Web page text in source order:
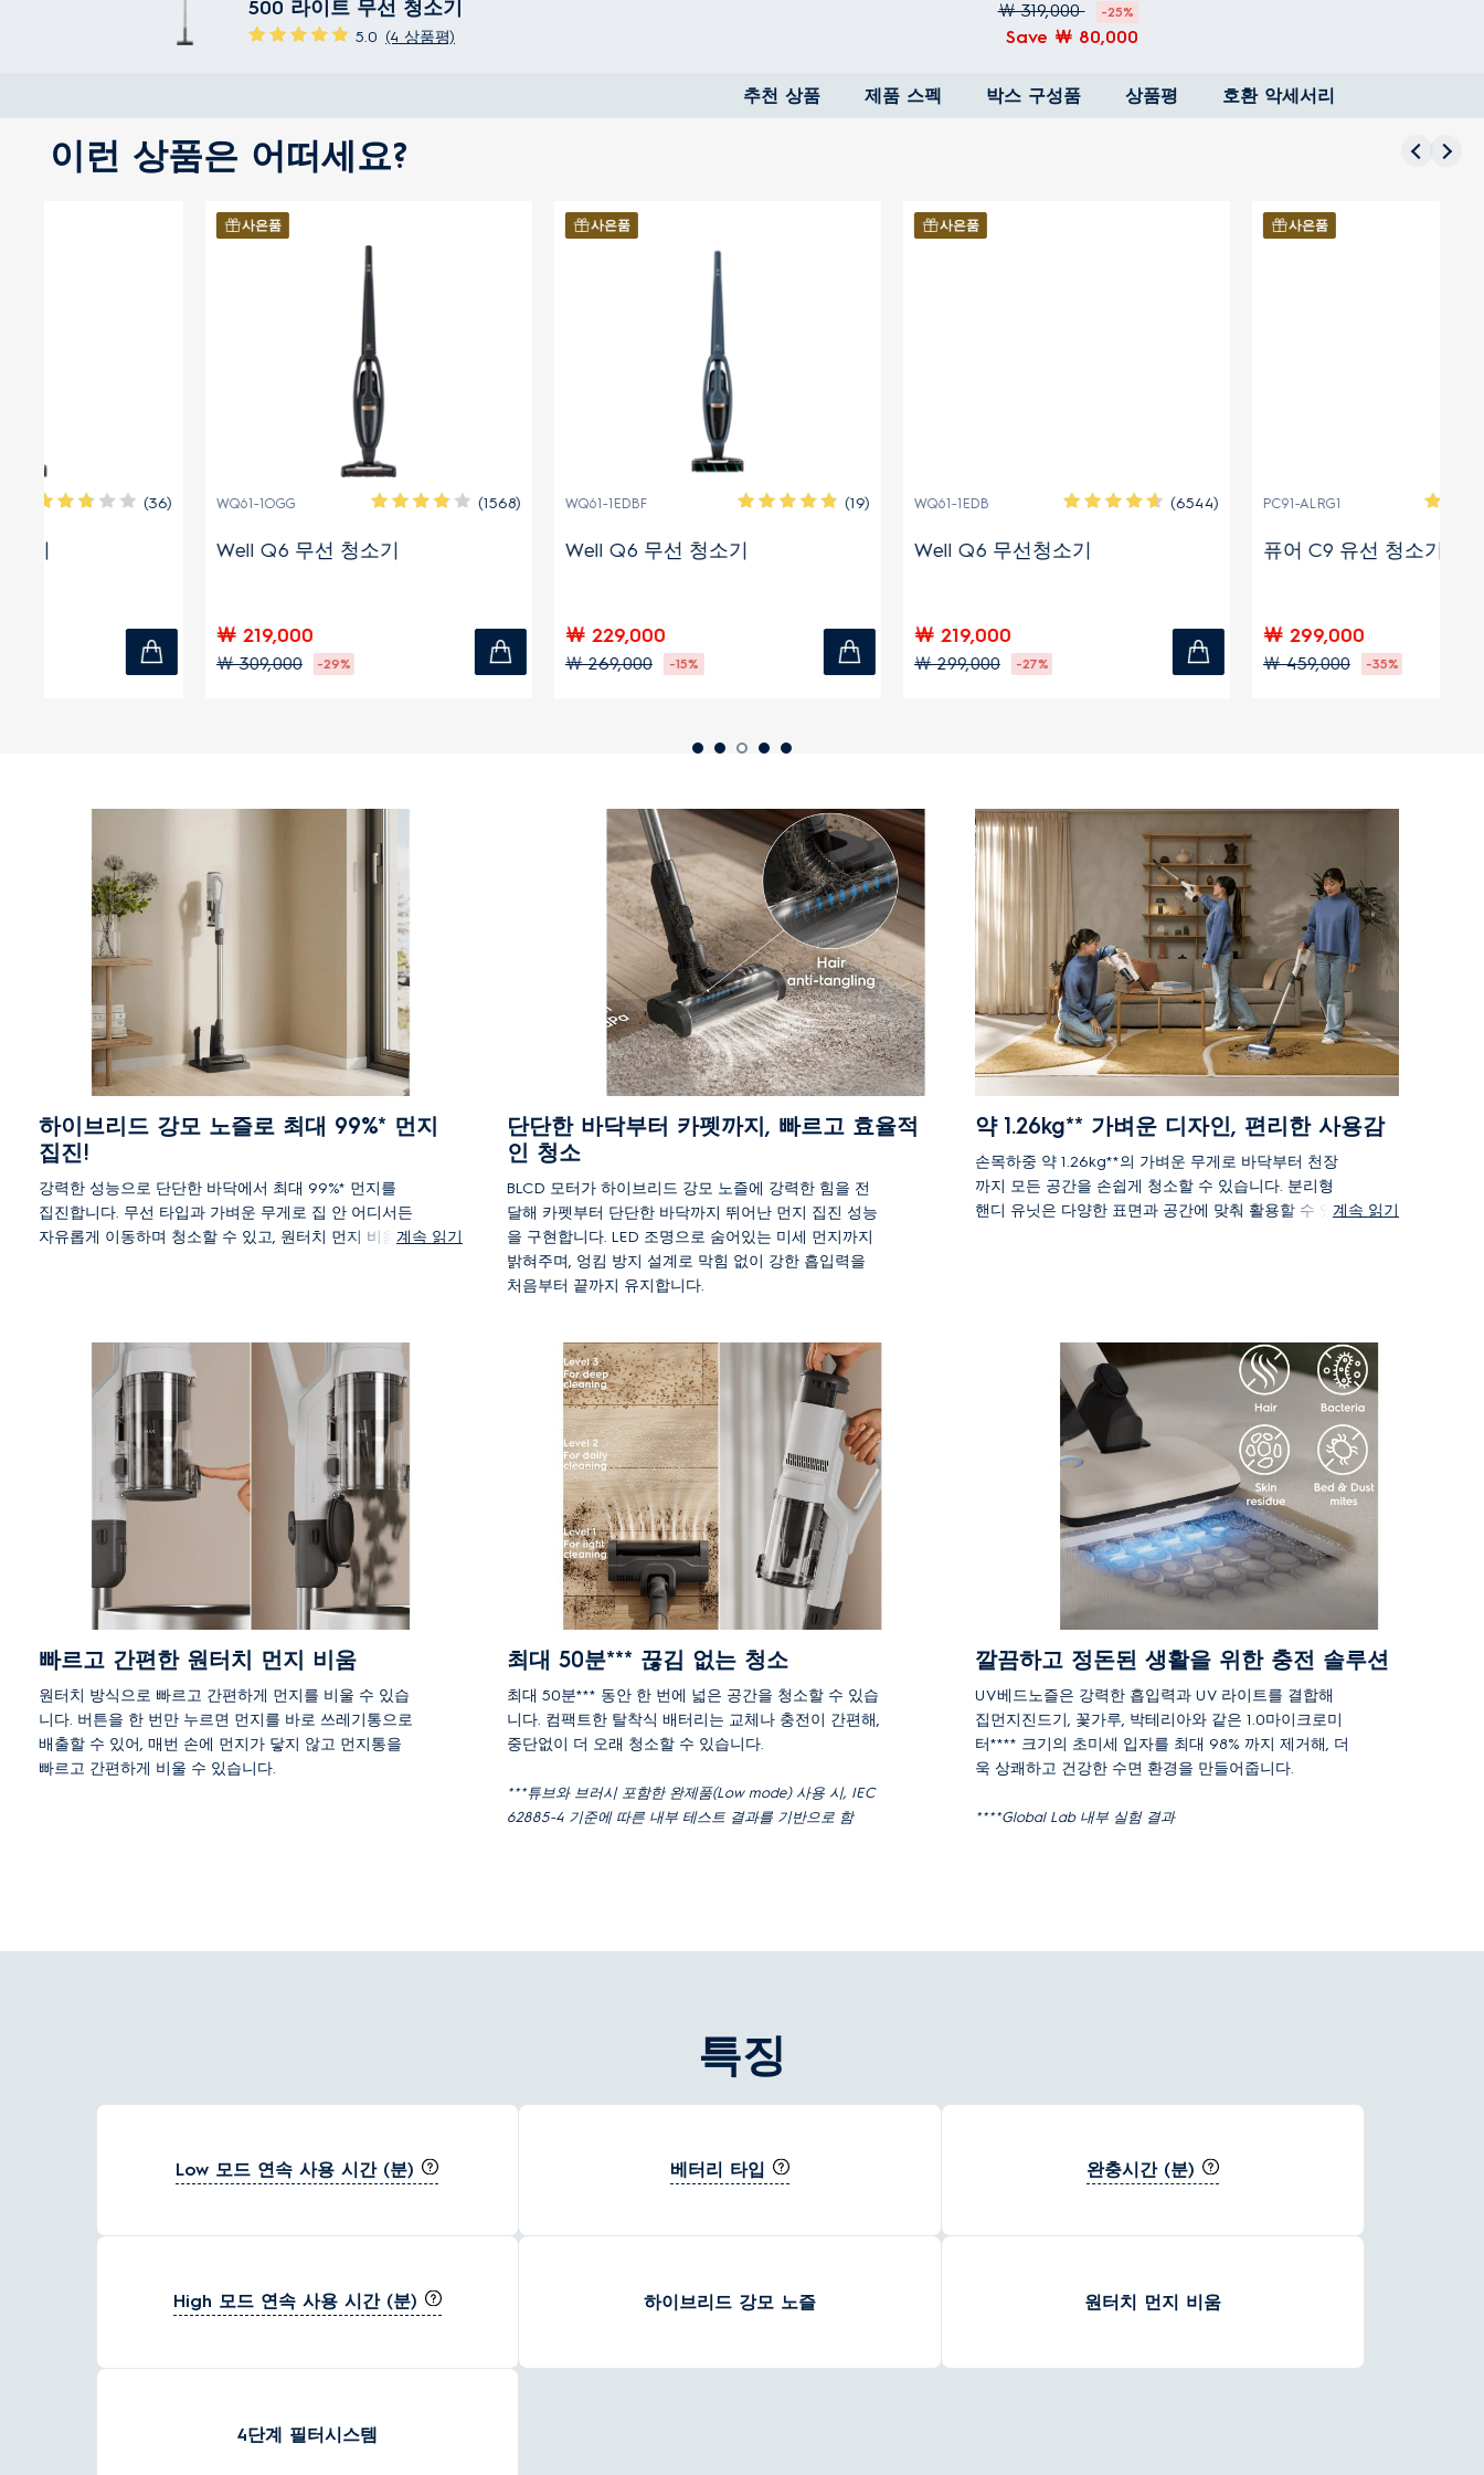
500 라이트 무선 청소기
5.0 (4 상품평)
￦ 319,000 -25%
Save ￦ 80,000
추천 상품 제품 스펙 박스 구성품 상품평 호환 악세서리
이런 상품은 어떠세요?
WQ61-1OGG (1568)
Well Q6 무선 청소기
￦ 219,000
￦ 309,000
WQ61-1EDBF
Well Q6 무선 청소기
￦ 229,000
￦ 269,000
WQ61-1EDB (6544)
Well Q6 무선청소기
￦ 219,000
￦ 299,000
PC91-ALRG1
퓨어 C9 유선 청소기
￦ 299,000
￦ 459,000
하이브리드 강모 노즐로 최대 99%* 먼지
집진!
강력한 성능으로 단단한 바닥에서 최대 99%* 먼지를
집진합니다. 무선 타입과 가벼운 무게로 집 안 어디서든
자유롭게 이동하며 청소할 수 있고, 원터치 먼지 비움계속 읽기
단단한 바닥부터 카펫까지, 빠르고 효율적
인 청소
BLCD 모터가 하이브리드 강모 노즐에 강력한 힘을 전
달해 카펫부터 단단한 바닥까지 뛰어난 먼지 집진 성능
을 구현합니다. LED 조명으로 숨어있는 미세 먼지까지
밝혀주며, 엉킴 방지 설계로 막힘 없이 강한 흡입력을
처음부터 끝까지 유지합니다.
약 1.26kg** 가벼운 디자인, 편리한 사용감
손목하중 약 1.26kg**의 가벼운 무게로 바닥부터 천장
까지 모든 공간을 손쉽게 청소할 수 있습니다. 분리형
핸디 유닛은 다양한 표면과 공간에 맞춰 활용할 수 있계속 읽기
빠르고 간편한 원터치 먼지 비움
원터치 방식으로 빠르고 간편하게 먼지를 비울 수 있습
니다. 버튼을 한 번만 누르면 먼지를 바로 쓰레기통으로
배출할 수 있어, 매번 손에 먼지가 닿지 않고 먼지통을
빠르고 간편하게 비울 수 있습니다.
최대 50분*** 끊김 없는 청소
최대 50분*** 동안 한 번에 넓은 공간을 청소할 수 있습
니다. 컴팩트한 탈착식 배터리는 교체나 충전이 간편해,
중단없이 더 오래 청소할 수 있습니다.
***튜브와 브러시 포함한 완제품(Low mode) 사용 시, IEC
62885-4 기준에 따른 내부 테스트 결과를 기반으로 함
깔끔하고 정돈된 생활을 위한 충전 솔루션
UV베드노즐은 강력한 흡입력과 UV 라이트를 결합해
집먼지진드기, 꽃가루, 박테리아와 같은 1.0마이크로미
터**** 크기의 초미세 입자를 최대 98% 까지 제거해, 더
욱 상쾌하고 건강한 수면 환경을 만들어줍니다.
****Global Lab 내부 실험 결과
특징
Low 모드 연속 사용 시간 (분) 베터리 타입 완충시간 (분)
High 모드 연속 사용 시간 (분) 하이브리드 강모 노즐 원터치 먼지 비움
4단계 필터시스템